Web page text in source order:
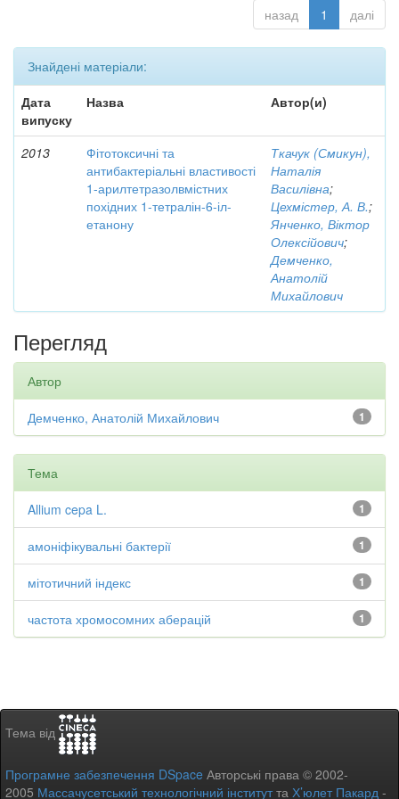
назад 1 далі
Знайдені матеріали:
Дата
випуску
Назва Автор(и)
2013
Фітотоксичні та
антибактеріальні властивості
1-арилтетразолвмістних
похідних 1-тетралін-6-іл-
етанону
Ткачук (Смикун),
Наталія
Василівна;
Цехмістер, А. В.;
Янченко, Віктор
Олексійович;
Демченко,
Анатолій
Михайлович
Перегляд
Автор
1
Демченко, Анатолій Михайлович
Тема
1
Allium cepa L.
1
амоніфікувальні бактерії
1
мітотичний індекс
1
частота хромосомних аберацій
Тема від
Програмне забезпечення DSpace Авторські права © 2002-
2005 Массачусетський технологічний інститутта Х’юлет Пакард -